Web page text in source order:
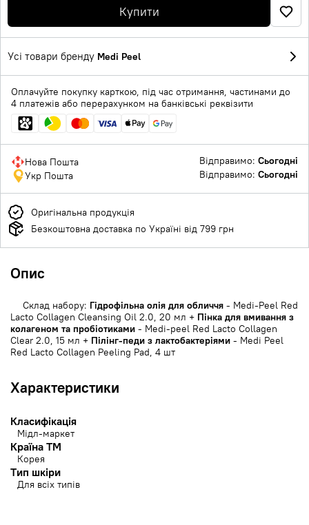
Купити
Усі товари бренду Medi Peel
Оплачуйте покупку карткою, під час отримання, частинами до
4 платежів або перерахунком на банківські реквізити
Нова Пошта Відправимо: Сьогодні
Укр Пошта
Відправимо: Сьогодні
Оригінальна продукція
Безкоштовна доставка по Україні від 799 грн
Опис
Склад набору: Гідрофільна олія для обличчя - Medi-Peel Red
Lacto Collagen Cleansing Oil 2.0, 20 мл + Пінка для вмивання з
колагеном та пробіотиками - Medi-peel Red Lacto Collagen
Clear 2.0, 15 мл + Пілінг-педи з лактобактеріями - Medi Peel
Red Lacto Collagen Peeling Pad, 4 шт
Характеристики
Класифікація
Мідл-маркет
Країна ТМ
Корея
Тип шкіри
Для всіх типів